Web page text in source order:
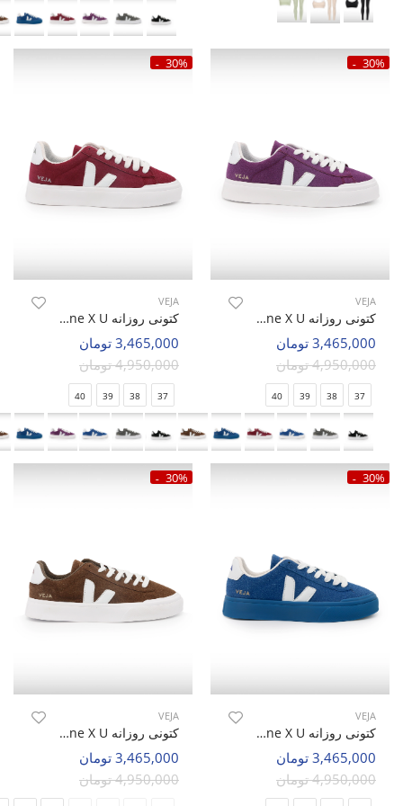
30%
VEJA
کتونی روزانه Unisex VEJA Veja One X U
3,465,000 تومان
4,950,000 تومان
37
38
39
40
30%
VEJA
کتونی روزانه Unisex VEJA Veja One X U
3,465,000 تومان
4,950,000 تومان
37
38
39
40
30%
VEJA
کتونی روزانه Unisex VEJA Veja One X U
3,465,000 تومان
4,950,000 تومان
30%
VEJA
کتونی روزانه Unisex VEJA Veja One X U
3,465,000 تومان
4,950,000 تومان